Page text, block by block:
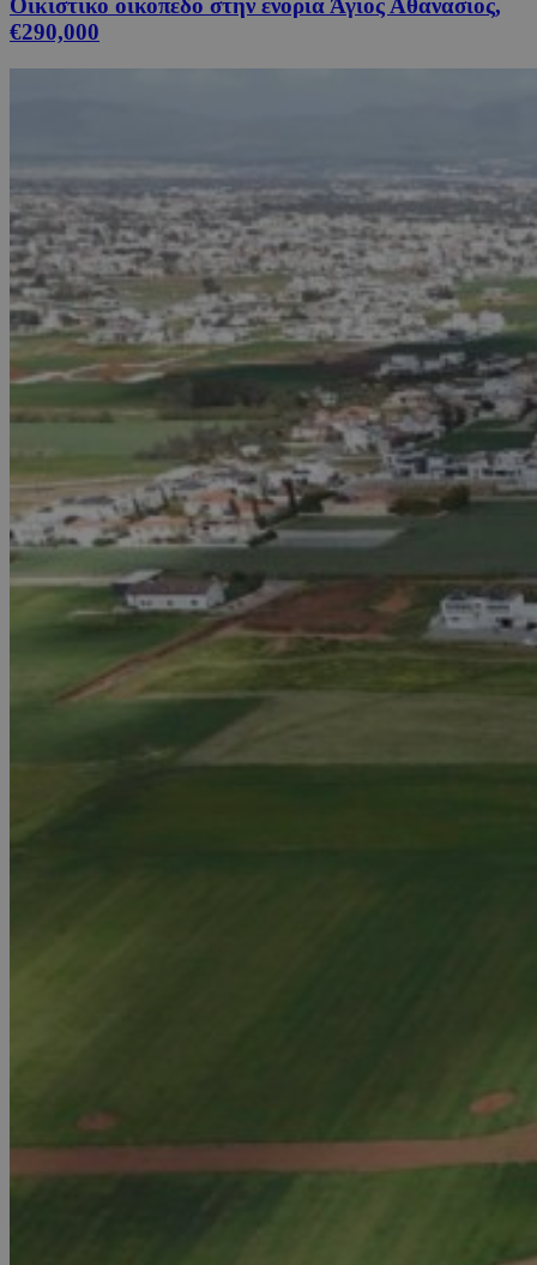
Οικιστικό οικόπεδο στην ενορία Άγιος Αθανάσιος,
€290,000